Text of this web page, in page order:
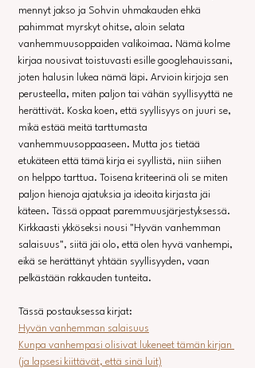
mennyt jakso ja Sohvin uhmakauden ehkä
pahimmat myrskyt ohitse, aloin selata
vanhemmuusoppaiden valikoimaa. Nämä kolme
kirjaa nousivat toistuvasti esille googlehauissani,
joten halusin lukea nämä läpi. Arvioin kirjoja sen
perusteella, miten paljon tai vähän syyllisyyttä ne
herättivät. Koska koen, että syyllisyys on juuri se,
mikä estää meitä tarttumasta
vanhemmuusoppaaseen. Mutta jos tietää
etukäteen että tämä kirja ei syyllistä, niin siihen
on helppo tarttua. Toisena kriteerinä oli se miten
paljon hienoja ajatuksia ja ideoita kirjasta jäi
käteen. Tässä oppaat paremmuusjärjestyksessä.
Kirkkaasti ykköseksi nousi "Hyvän vanhemman
salaisuus", siitä jäi olo, että olen hyvä vanhempi,
eikä se herättänyt yhtään syyllisyyden, vaan
pelkästään rakkauden tunteita.
Tässä postauksessa kirjat:
Hyvän vanhemman salaisuus
Kunpa vanhempasi olisivat lukeneet tämän kirjan
(ja lapsesi kiittävät, että sinä luit)